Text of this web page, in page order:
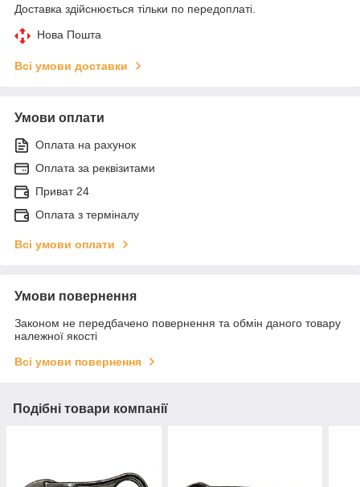
Доставка здійснюється тільки по передоплаті.
Нова Пошта
Всі умови доставки
Умови оплати
Оплата на рахунок
Оплата за реквізитами
Приват 24
Оплата з терміналу
Всі умови оплати
Умови повернення
Законом не передбачено повернення та обмін даного товару
належної якості
Всі умови повернення
Подібні товари компанії